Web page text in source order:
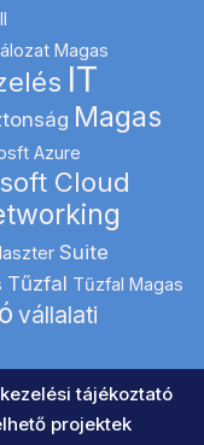
Magas
IT
Magas
Azure
Cloud
Suite
Tűzfal Tűzfal Magas
vállalati
tájékoztató
projektek